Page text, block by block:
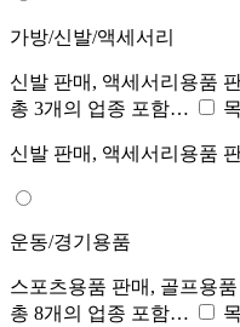
가방/신발/액세서리
신발 판매, 액세서리용품
총 3개의 업종 포함…
신발 판매, 액세서리용품
운동/경기용품
스포츠용품 판매, 골프용
총 8개의 업종 포함…